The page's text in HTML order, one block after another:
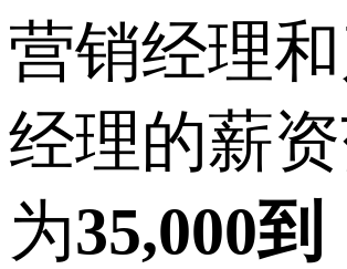
营销经理
经理的薪
为35,000到